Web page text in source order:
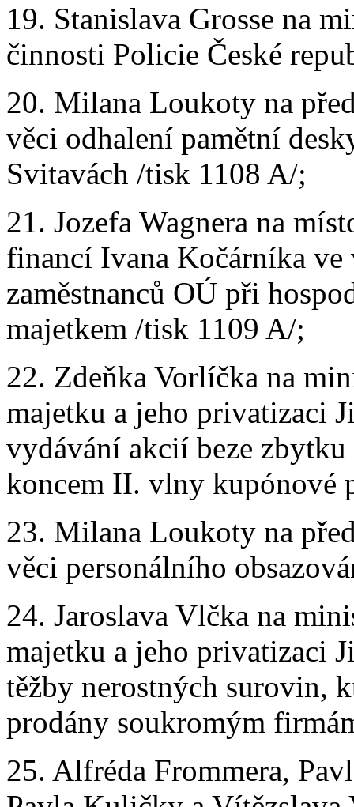
19. Stanislava Grosse na
činnosti Policie České
20. Milana Loukoty na
věci odhalení pamětní
Svitavách /tisk 1108 A/;
21. Jozefa Wagnera na
financí Ivana Kočárníka ve
zaměstnanců OÚ při
majetkem /tisk 1109 A/;
22. Zdeňka Vorlíčka na
majetku a jeho privatizaci
vydávání akcií beze
koncem II. vlny kupónové
23. Milana Loukoty na
věci personálního
24. Jaroslava Vlčka na
majetku a jeho privatizaci
těžby nerostných surovin,
prodány soukromým
25. Alfréda Frommera,